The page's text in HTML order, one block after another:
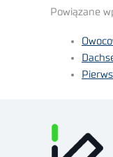
Powiązane